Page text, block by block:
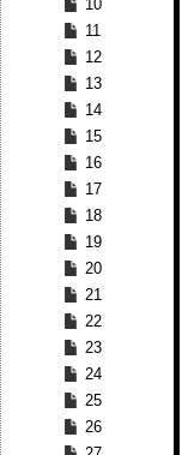
10
11
12
13
14
15
16
17
18
19
20
21
22
23
24
25
26